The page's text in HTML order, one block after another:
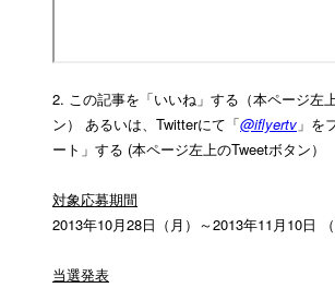
2. この記事を「いいね」する（本ページ左
ン） あるいは、Twitterにて「@iflyertv 」を
ート」する (本ページ左上のTweetボタン）
対象応募期間
2013年10月28日（月）～2013年11月10日 （
当選発表